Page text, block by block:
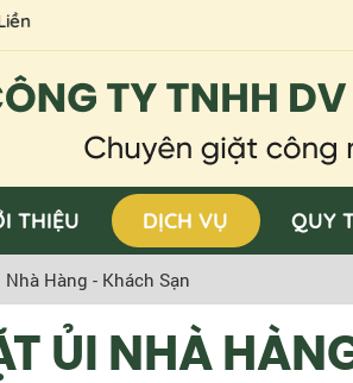
THIỆU DỊCH VỤ QUY
Nhà Hàng - Khách Sạn
ỦI NHÀ